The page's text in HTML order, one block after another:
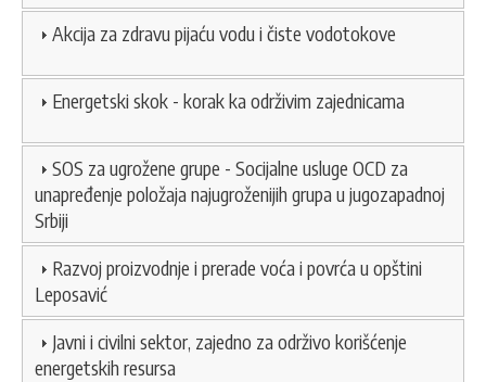
Akcija za zdravu pijaću vodu i čiste vodotokove
Energetski skok - korak ka održivim zajednicama
SOS za ugrožene grupe - Socijalne usluge OCD za
unapređenje položaja najugroženijih grupa u jugozapadnoj
Srbiji
Razvoj proizvodnje i prerade voća i povrća u opštini
Leposavić
Javni i civilni sektor, zajedno za održivo korišćenje
energetskih resursa